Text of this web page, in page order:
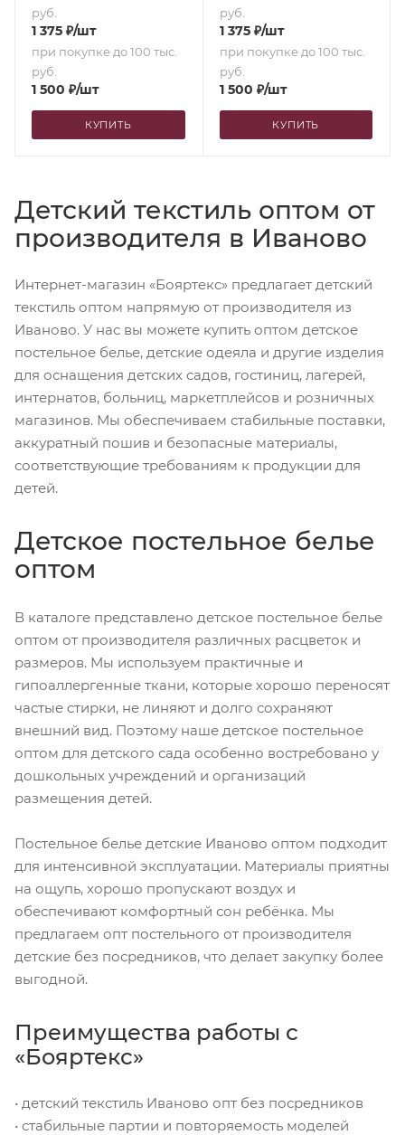
руб.
1 375 ₽/шт
при покупке до 100 тыс.
руб.
1 500 ₽/шт
КУПИТЬ
руб.
1 375₽/шт
при покупке до 100 тыс.
руб.
1 500 ₽/шт
КУПИТЬ
Детский текстиль оптом от
производителя в Иваново
Интернет-магазин «Бояртекс» предлагает детский
текстиль оптом напрямую от производителя из
Иваново. У нас вы можете купить оптом детское
постельное белье, детские одеяла и другие изделия
для оснащения детских садов, гостиниц, лагерей,
интернатов, больниц, маркетплейсов и розничных
магазинов. Мы обеспечиваем стабильные поставки,
аккуратный пошив и безопасные материалы,
соответствующие требованиям к продукции для
детей.
Детское постельное белье
оптом
В каталоге представлено детское постельное белье
оптом от производителя различных расцветок и
размеров. Мы используем практичные и
гипоаллергенные ткани, которые хорошо переносят
частые стирки, не линяют и долго сохраняют
внешний вид. Поэтому наше детское постельное
оптом для детского сада особенно востребовано у
дошкольных учреждений и организаций
размещения детей.
Постельное белье детские Иваново оптом подходит
для интенсивной эксплуатации. Материалы приятны
на ощупь, хорошо пропускают воздух и
обеспечивают комфортный сон ребёнка. Мы
предлагаем опт постельного от производителя
детские без посредников, что делает закупку более
выгодной.
Преимущества работы с
«Бояртекс»
• детский текстиль Иваново опт без посредников
• стабильные партии и повторяемость моделей